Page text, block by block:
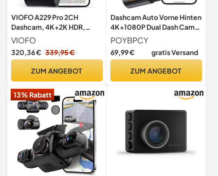
VIOFO A229 Pro 2CH
Dashcam, 4K+2K HDR,
5GHz WLAN, GPS, CPL,
Nachtsicht 2.0
VIOFO
320,36 € 339,95 €
ZUM ANGEBOT
Dashcam Auto Vorne Hinten
4K+1080P Dual Dash Cam
360° Drehbar mit 64GB SD
Karte, 1.47" IPS Mini Auto
Kamera mit CPL, Super
Sensor, Loop-Aufnahme,
POYBPCY
69,99 € gratis Versand
ZUM ANGEBOT
13% Rabatt